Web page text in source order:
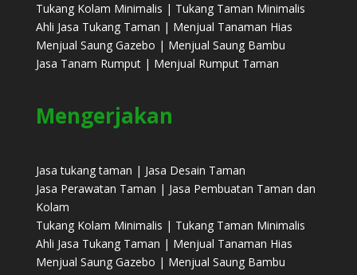
Tukang Kolam Minimalis | Tukang Taman Minimalis
Ahli Jasa Tukang Taman | Menjual Tanaman Hias
Menjual Saung Gazebo | Menjual Saung Bambu
Jasa Tanam Rumput | Menjual Rumput Taman
Mengerjakan
Jasa tukang taman | Jasa Desain Taman
Jasa Perawatan Taman | Jasa Pembuatan Taman dan
Kolam
Tukang Kolam Minimalis | Tukang Taman Minimalis
Ahli Jasa Tukang Taman | Menjual Tanaman Hias
Menjual Saung Gazebo | Menjual Saung Bambu